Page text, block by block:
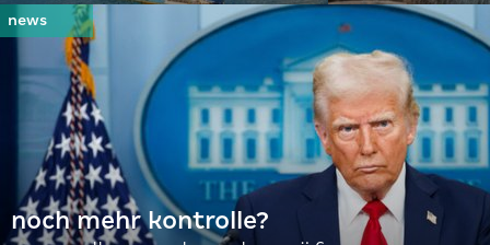
noch mehr kontrolle?